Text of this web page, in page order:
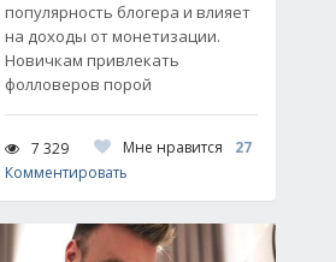
популярность блогера и влияет
на доходы от монетизации.
Новичкам привлекать
фолловеров порой
7 329 Мне нравится
27
Комментировать